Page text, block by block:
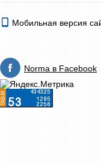
Мобильная версия
Norma в Facebook